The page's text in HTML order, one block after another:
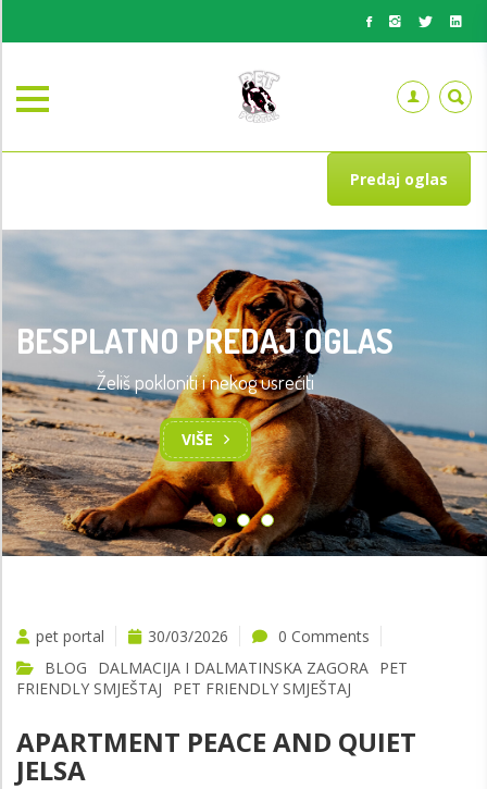
Predaj oglas
BESPLATNO PREDAJ OGLAS
Želiš pokloniti i nekog usrećiti
VIŠE
pet portal 30/03/2026
0 Comments
BLOG
DALMACIJA I DALMATINSKA ZAGORA PET
FRIENDLY SMJEŠTAJ
PET FRIENDLY SMJEŠTAJ
APARTMENT PEACE AND QUIET
JELSA